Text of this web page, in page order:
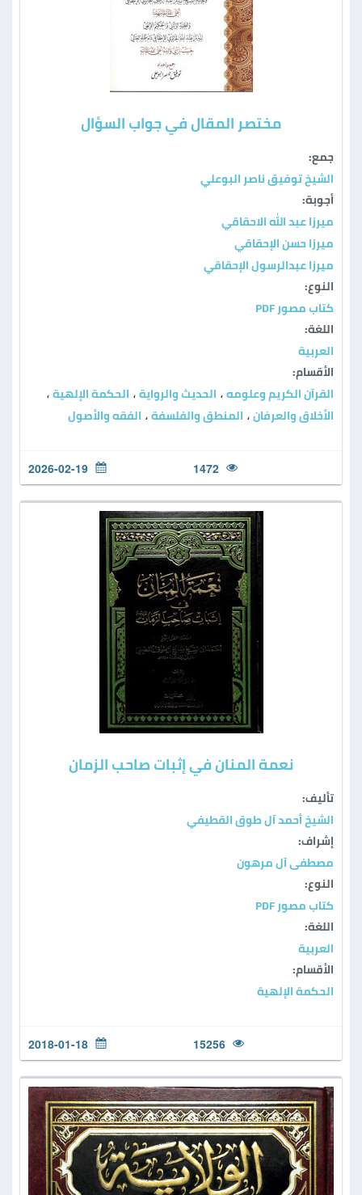
مختصر المقال في جواب السؤال
جمع:
الشيخ توفيق ناصر البوعلي
أجوبة:
ميرزا عبد الله الاحقاقي
ميرزا حسن الإحقاقي
ميرزا عبدالرسول الإحقاقي
النوع:
كتاب مصور PDF
اللغة:
العربية
الأقسام:
القرآن الكريم وعلومه ، الحديث والرواية ، الحكمة الإلهية ،
الأخلاق والعرفان ، المنطق والفلسفة ، الفقه والأصول
1472
2026-02-19
نعمة المنان في إثبات صاحب الزمان
تأليف:
الشيخ أحمد آل طوق القطيفي
إشراف:
مصطفى آل مرهون
النوع:
كتاب مصور PDF
اللغة:
العربية
الأقسام:
الحكمة الإلهية
15256
2018-01-18